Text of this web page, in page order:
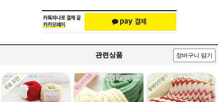
관련상품 장바구니 담기